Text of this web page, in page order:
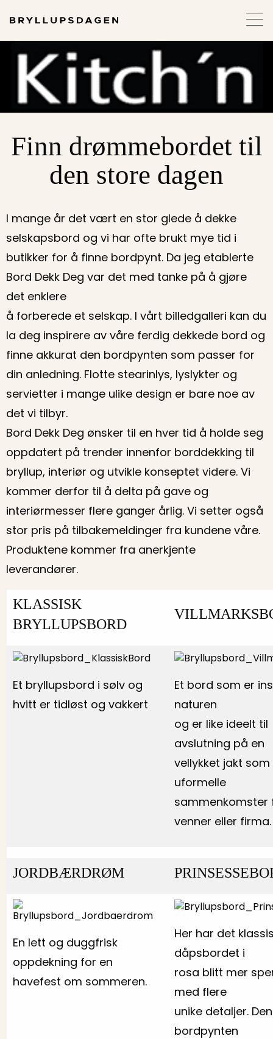
Finn drømmebordet til
den store dagen
I mange år det vært en stor glede å dekke
selskapsbord og vi har ofte brukt mye tid i
butikker for å finne bordpynt. Da jeg etablerte
Bord Dekk Deg var det med tanke på å gjøre
det enklere
å forberede et selskap. I vårt billedgalleri kan du
la deg inspirere av våre ferdig dekkede bord og
finne akkurat den bordpynten som passer for
din anledning. Flotte stearinlys, lyslykter og
servietter i mange ulike design er bare noe av
det vi tilbyr.
Bord Dekk Deg ønsker til en hver tid å holde seg
oppdatert på trender innenfor borddekking til
bryllup, interiør og utvikle konseptet videre. Vi
kommer derfor til å delta på gave og
interiørmesser flere ganger årlig. Vi setter også
stor pris på tilbakemeldinger fra kundene våre.
Produktene kommer fra anerkjente
leverandører.
KLASSISK
BRYLLUPSBORD
Et bryllupsbord i sølv og
hvitt er tidløst og vakkert
Et bord som er
naturen
og er like ideelt til
avslutning på en
vellykket jakt som
uformelle
sammenkomster
venner eller firma.
JORDBÆRDRØM
En lett og duggfrisk
oppdekning for en
havefest om sommeren.
Her har det
dåpsbordet i
rosa blitt mer
med flere
unike detaljer.
bordpynten